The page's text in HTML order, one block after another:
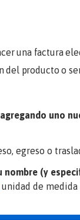
una factura
producto o
uno
egreso o
(y
unidad de